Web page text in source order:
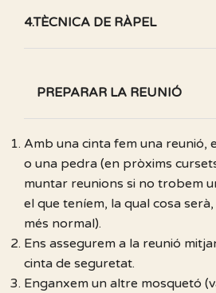
4.TÈCNICA DE RÀPEL
PREPARAR LA REUNIÓ
Amb una cinta fem una reunió,
o una pedra (en pròxims
muntar reunions si no trobem
el que teníem, la qual cosa
més normal).
Ens assegurem a la reunió
cinta de seguretat.
Enganxem un altre mosquetó